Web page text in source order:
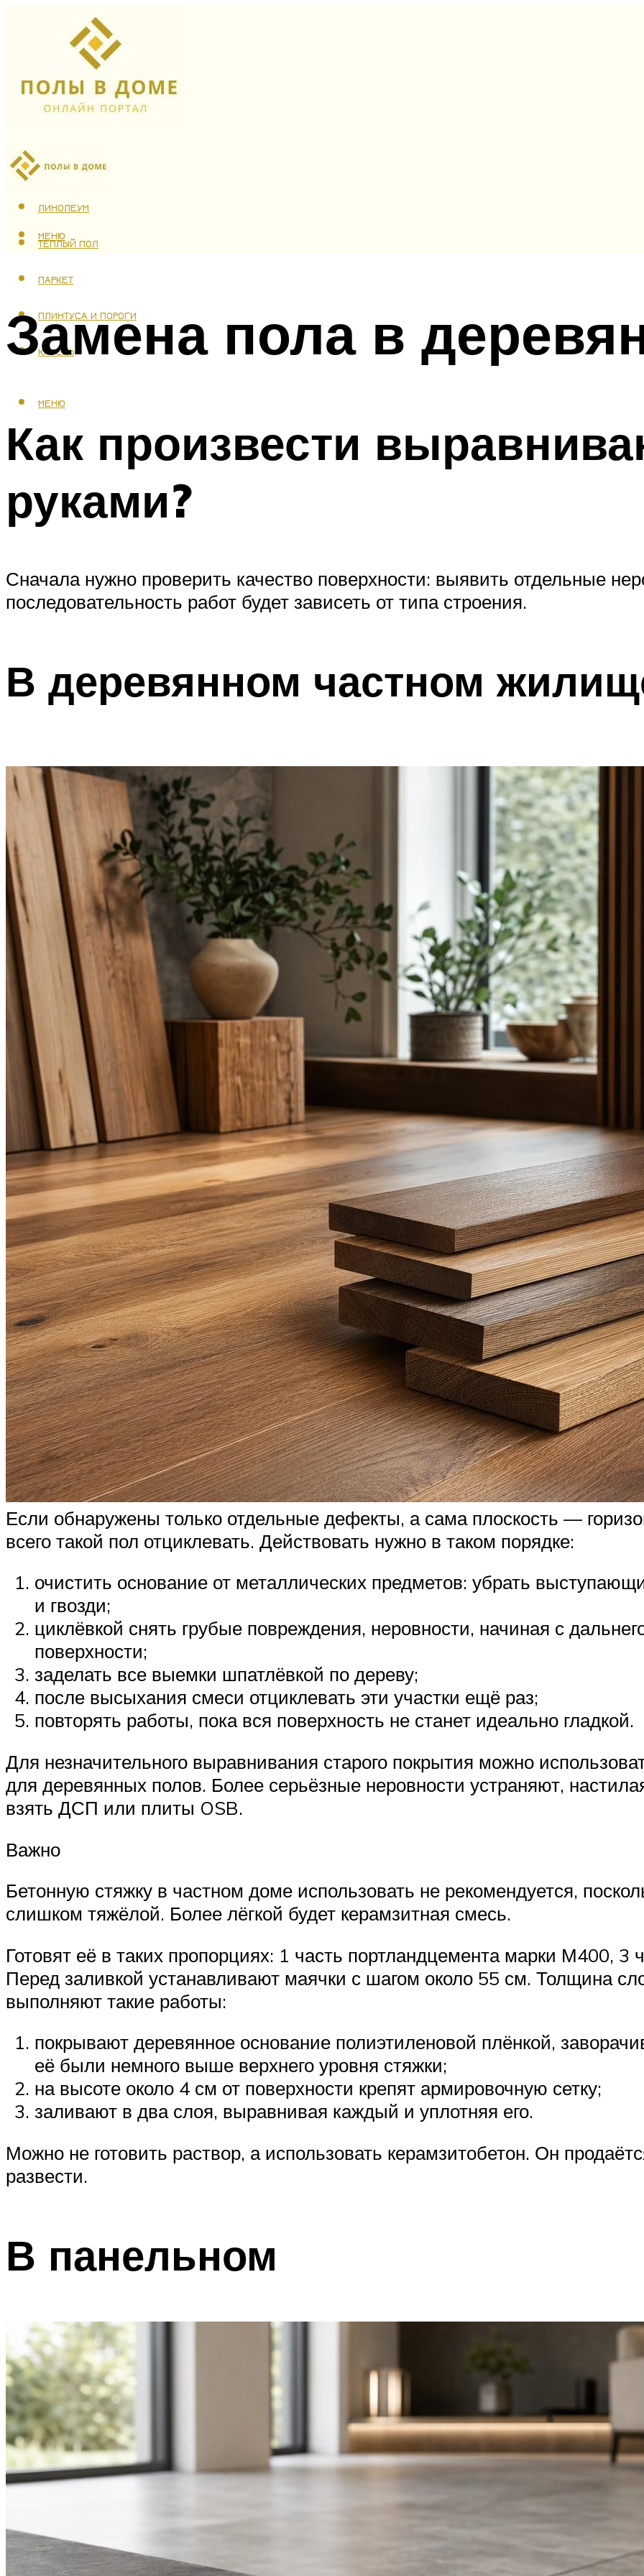
ЛАМИНАТ
ЛИНОЛЕУМ
ТЕПЛЫЙ ПОЛ
ПАРКЕТ
ПЛИНТУСА И ПОРОГИ
КАФЕЛЬ
МЕНЮ
МЕНЮ
Замена пола в
Как произвести
руками?
Сначала нужно проверить качество поверхности: выявить отдельные
последовательность работ будет зависеть от типа строения.
В деревянном частном
Если обнаружены только отдельные дефекты, а сама плоскость —
всего такой пол отциклевать. Действовать нужно в таком порядке:
очистить основание от металлических предметов: убрать
и гвозди;
циклёвкой снять грубые повреждения, неровности, начиная с
поверхности;
заделать все выемки шпатлёвкой по дереву;
после высыхания смеси отциклевать эти участки ещё раз;
повторять работы, пока вся поверхность не станет идеально гладкой.
Для незначительного выравнивания старого покрытия можно
для деревянных полов. Более серьёзные неровности устраняют,
взять ДСП или плиты OSB.
Важно
Бетонную стяжку в частном доме использовать не рекомендуется,
слишком тяжёлой. Более лёгкой будет керамзитная смесь.
Готовят её в таких пропорциях: 1 часть портландцемента марки М400, 3
Перед заливкой устанавливают маячки с шагом около 55 см. Толщина
выполняют такие работы:
покрывают деревянное основание полиэтиленовой плёнкой,
её были немного выше верхнего уровня стяжки;
на высоте около 4 см от поверхности крепят армировочную сетку;
заливают в два слоя, выравнивая каждый и уплотняя его.
Можно не готовить раствор, а использовать керамзитобетон. Он
развести.
В панельном